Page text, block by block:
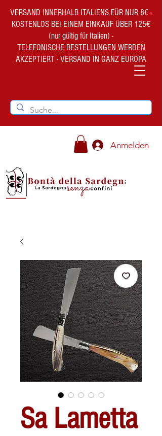
VERSAND INNERHALB ITALIENS FÜR NUR 8€ -
KOSTENLOS BEI EINEM EINKAUF ÜBER 125€
(nur gültig für Italien) -
TELEFONISCHE BESTELLUNGEN WERDEN
AKZEPTIERT - VERSAND IN GANZ EUROPA
Anmelden
Sa Lametta